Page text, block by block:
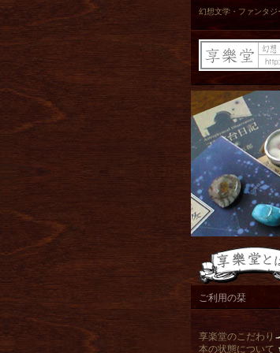
幻想文学・ファンタ
ご利用の栞
享楽堂のこだわり
本の状態について